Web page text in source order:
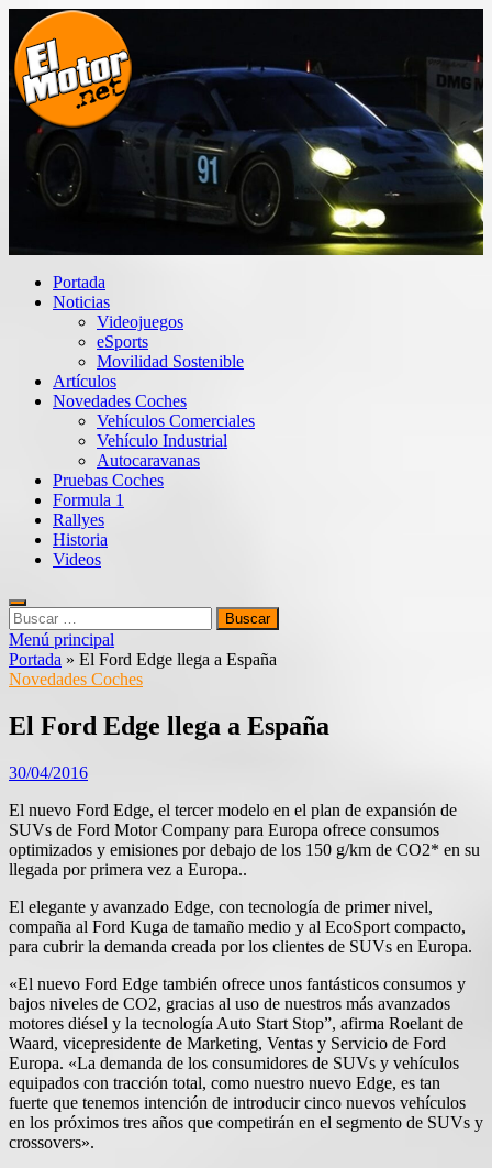
Saltar
contenido
El Motor punto Net
Información sobre novedades y pruebas de Automóviles
Portada
Noticias
Videojuegos
eSports
Movilidad Sostenible
Artículos
Novedades Coches
Vehículos Comerciales
Vehículo Industrial
Autocaravanas
Pruebas Coches
Formula 1
Rallyes
Historia
Videos
Buscar:
Menú principal
Portada » El Ford Edge llega a España
Novedades Coches
El Ford Edge llega a España
30/04/2016
El nuevo Ford Edge, el tercer modelo en el plan de expansión de
SUVs de Ford Motor Company para Europa ofrece consumos
optimizados y emisiones por debajo de los 150 g/km de CO2* en su
llegada por primera vez a Europa..
El elegante y avanzado Edge, con tecnología de primer nivel,
compaña al Ford Kuga de tamaño medio y al EcoSport compacto,
para cubrir la demanda creada por los clientes de SUVs en Europa.
«El nuevo Ford Edge también ofrece unos fantásticos consumos y
bajos niveles de CO2, gracias al uso de nuestros más avanzados
motores diésel y la tecnología Auto Start Stop”, afirma Roelant de
Waard, vicepresidente de Marketing, Ventas y Servicio de Ford
Europa. «La demanda de los consumidores de SUVs y vehículos
equipados con tracción total, como nuestro nuevo Edge, es tan
fuerte que tenemos intención de introducir cinco nuevos vehículos
en los próximos tres años que competirán en el segmento de SUVs y
crossovers».